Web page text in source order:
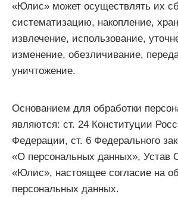
«Юлис» может осуществлять их
систематизацию, накопление,
извлечение, использование,
изменение, обезличивание,
уничтожение.
Основанием для обработки
являются: ст. 24 Конституции
Федерации, ст. 6 Федерального
«О персональных данных»,
«Юлис», настоящее согласие на
персональных данных.